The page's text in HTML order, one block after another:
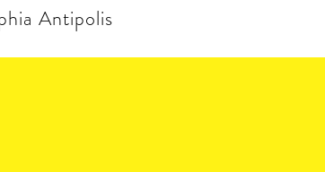
Antipolis